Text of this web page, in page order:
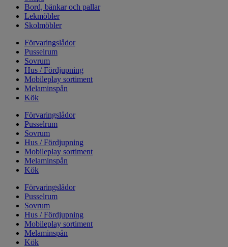
Bord, bänkar och pallar
Lekmöbler
Skolmöbler
Förvaringslådor
Pusselrum
Sovrum
Hus / Fördjupning
Mobileplay sortiment
Melaminspån
Kök
Förvaringslådor
Pusselrum
Sovrum
Hus / Fördjupning
Mobileplay sortiment
Melaminspån
Kök
Förvaringslådor
Pusselrum
Sovrum
Hus / Fördjupning
Mobileplay sortiment
Melaminspån
Kök